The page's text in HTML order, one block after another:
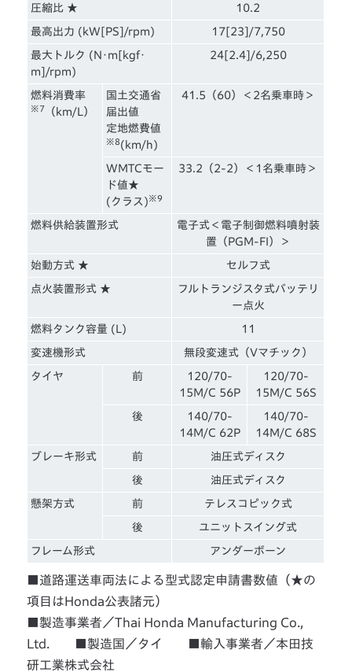
圧縮比 ★ 10.2
最高出力 (kW[PS]/rpm) 17[23]/7,750
最大トルク (N･m[kgf･
m]/rpm)
24[2.4]/6,250
燃料消費率
※7 （km/L）
国土交通省
届出値
定地燃費値
※8 (km/h)
41.5（60）＜2名乗車時＞
WMTCモー
ド値★
(クラス) ※9
33.2（2-2）＜1名乗車時＞
燃料供給装置形式
電子式＜電子制御燃料噴射装
置（PGM-FI）＞
始動方式 ★ セルフ式
点火装置形式 ★
フルトランジスタ式バッテリ
ー点火
燃料タンク容量 (L) 11
変速機形式 無段変速式（Vマチック）
タイヤ 前
120/70-
15M/C 56P
120/70-
15M/C 56S
後
140/70-
14M/C 62P
140/70-
14M/C 68S
ブレーキ形式 前 油圧式ディスク
後 油圧式ディスク
懸架方式 前 テレスコピック式
後 ユニットスイング式
フレーム形式 アンダーボーン
■道路運送車両法による型式認定申請書数値（★の
項目はHonda公表諸元）
■製造事業者／Thai Honda Manufacturing Co.,
Ltd. ■製造国／タイ ■輸入事業者／本田技
研工業株式会社